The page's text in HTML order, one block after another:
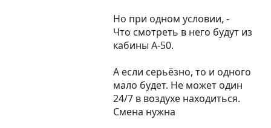
Но при одном условии, -
Что смотреть в него будут из
кабины А-50.
А если серьёзно, то и одного
мало будет. Не может один
24/7 в воздухе находиться.
Смена нужна